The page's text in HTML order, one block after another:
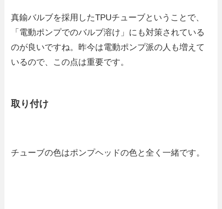
真鍮バルブを採用したTPUチューブということで、
「電動ポンプでのバルブ溶け」にも対策されている
のが良いですね。昨今は電動ポンプ派の人も増えて
いるので、この点は重要です。
取り付け
チューブの色はポンプヘッドの色と全く一緒です。